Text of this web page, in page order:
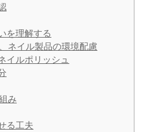
を理解する
ネイル製品の環境配慮
イルポリッシュ
み
る工夫